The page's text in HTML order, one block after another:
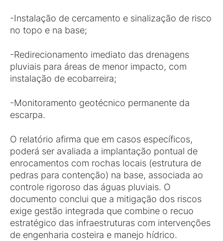
-Instalação de cercamento e sinalização de risco
no topo e na base;
-Redirecionamento imediato das drenagens
pluviais para áreas de menor impacto, com
instalação de ecobarreira;
-Monitoramento geotécnico permanente da
escarpa.
O relatório afirma que em casos específicos,
poderá ser avaliada a implantação pontual de
enrocamentos com rochas locais (estrutura de
pedras para contenção) na base, associada ao
controle rigoroso das águas pluviais. O
documento conclui que a mitigação dos riscos
exige gestão integrada que combine o recuo
estratégico das infraestruturas com intervenções
de engenharia costeira e manejo hídrico.